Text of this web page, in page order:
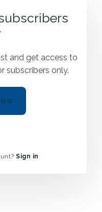
and get access to
subscribers only.
Sign in